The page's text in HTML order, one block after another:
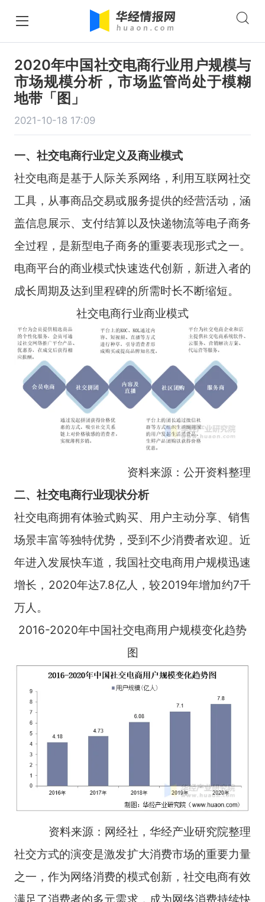
2020年中国社交电商行业用户规模与
市场规模分析，市场监管尚处于模糊
地带「图」
2021-10-18 17:09
一、社交电商行业定义及商业模式
社交电商是基于人际关系网络，利用互联网社交
工具，从事商品交易或服务提供的经营活动，涵
盖信息展示、支付结算以及快递物流等电子商务
全过程，是新型电子商务的重要表现形式之一。
电商平台的商业模式快速迭代创新，新进入者的
成长周期及达到里程碑的所需时长不断缩短。
社交电商行业商业模式
资料来源：公开资料整理
二、社交电商行业现状分析
社交电商拥有体验式购买、用户主动分享、销售
场景丰富等独特优势，受到不少消费者欢迎。近
年进入发展快车道，我国社交电商用户规模迅速
增长，2020年达7.8亿人，较2019年增加约7千
万人。
2016-2020年中国社交电商用户规模变化趋势
图
资料来源：网经社，华经产业研究院整理
社交方式的演变是激发扩大消费市场的重要力量
之一，作为网络消费的模式创新，社交电商有效
满足了消费者的多元需求，成为网络消费持续快